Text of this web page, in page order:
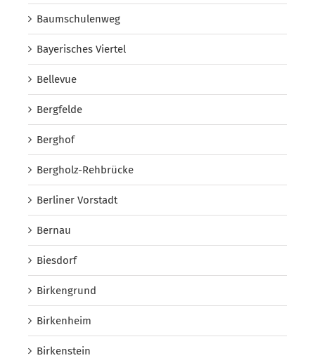
Baumschulenweg
Bayerisches Viertel
Bellevue
Bergfelde
Berghof
Bergholz-Rehbrücke
Berliner Vorstadt
Bernau
Biesdorf
Birkengrund
Birkenheim
Birkenstein